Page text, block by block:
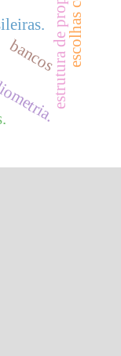
bancos